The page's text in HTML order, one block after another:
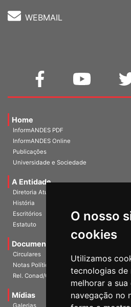
O nosso
cookies
Utilizamos
tecnologias de
melhorar a
navegação no
WEBMAIL
Home
InformANDES PDF
InformANDES Online
Publicações
Universidade e Sociedade
A Entidade
Diretoria Atual
História
Escritórios
Estatuto
Documentos
Circulares
Notas Políticas
Rel. Conad/Congresso
Mídias
Galerias